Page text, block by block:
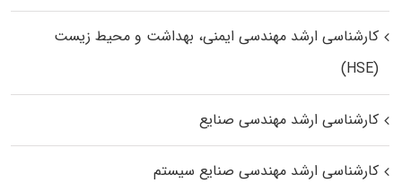
کارشناسی ارشد مهندسی ایمنی، بهداشت و محیط زیست
(HSE)
کارشناسی ارشد مهندسی صنایع
کارشناسی ارشد مهندسی صنایع سیستم